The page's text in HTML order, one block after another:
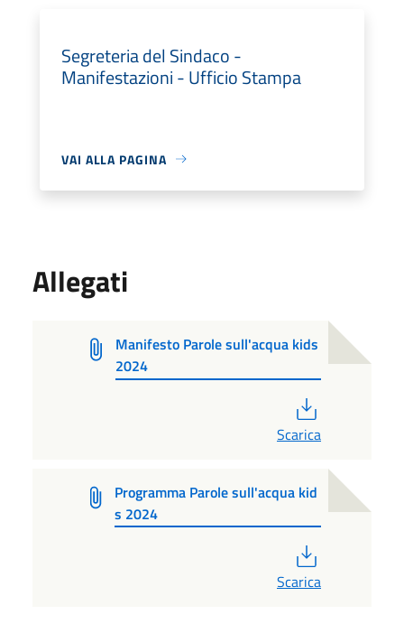
Segreteria del Sindaco -
Manifestazioni - Ufficio Stampa
VAI ALLA PAGINA
Allegati
Manifesto Parole sull'acqua kids
2024
Scarica
Programma Parole sull'acqua kid
s 2024
Scarica